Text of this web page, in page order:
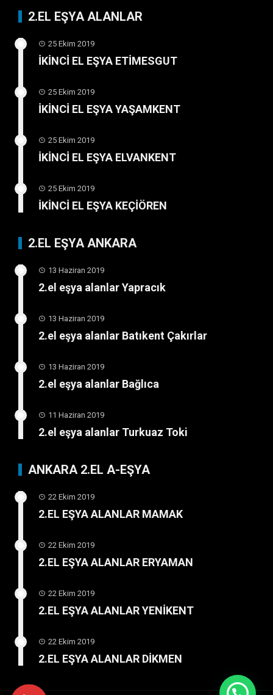
2.EL EŞYA ALANLAR
25 Ekim 2019
İKİNCİ EL EŞYA ETİMESGUT
25 Ekim 2019
İKİNCİ EL EŞYA YAŞAMKENT
25 Ekim 2019
İKİNCİ EL EŞYA ELVANKENT
25 Ekim 2019
İKİNCİ EL EŞYA KEÇİÖREN
2.EL EŞYA ANKARA
13 Haziran 2019
2.el eşya alanlar Yapracık
13 Haziran 2019
2.el eşya alanlar Batıkent Çakırlar
13 Haziran 2019
2.el eşya alanlar Bağlıca
11 Haziran 2019
2.el eşya alanlar Turkuaz Toki
ANKARA 2.EL A-EŞYA
22 Ekim 2019
2.EL EŞYA ALANLAR MAMAK
22 Ekim 2019
2.EL EŞYA ALANLAR ERYAMAN
22 Ekim 2019
2.EL EŞYA ALANLAR YENİKENT
22 Ekim 2019
2.EL EŞYA ALANLAR DİKMEN